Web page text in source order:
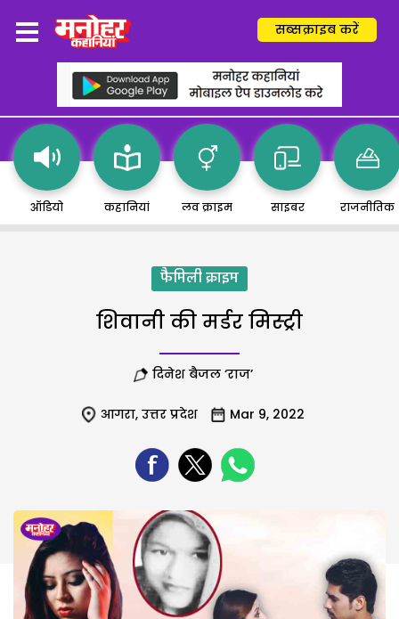
सब्सक्राइब करें
ऑडियो कहानियां लव क्राइम साइबर राजनीतिक
फैमिली क्राइम
शिवानी की मर्डर मिस्ट्री
दिनेश बैजल ‘राज’
आगरा, उत्तर प्रदेश Mar 9, 2022